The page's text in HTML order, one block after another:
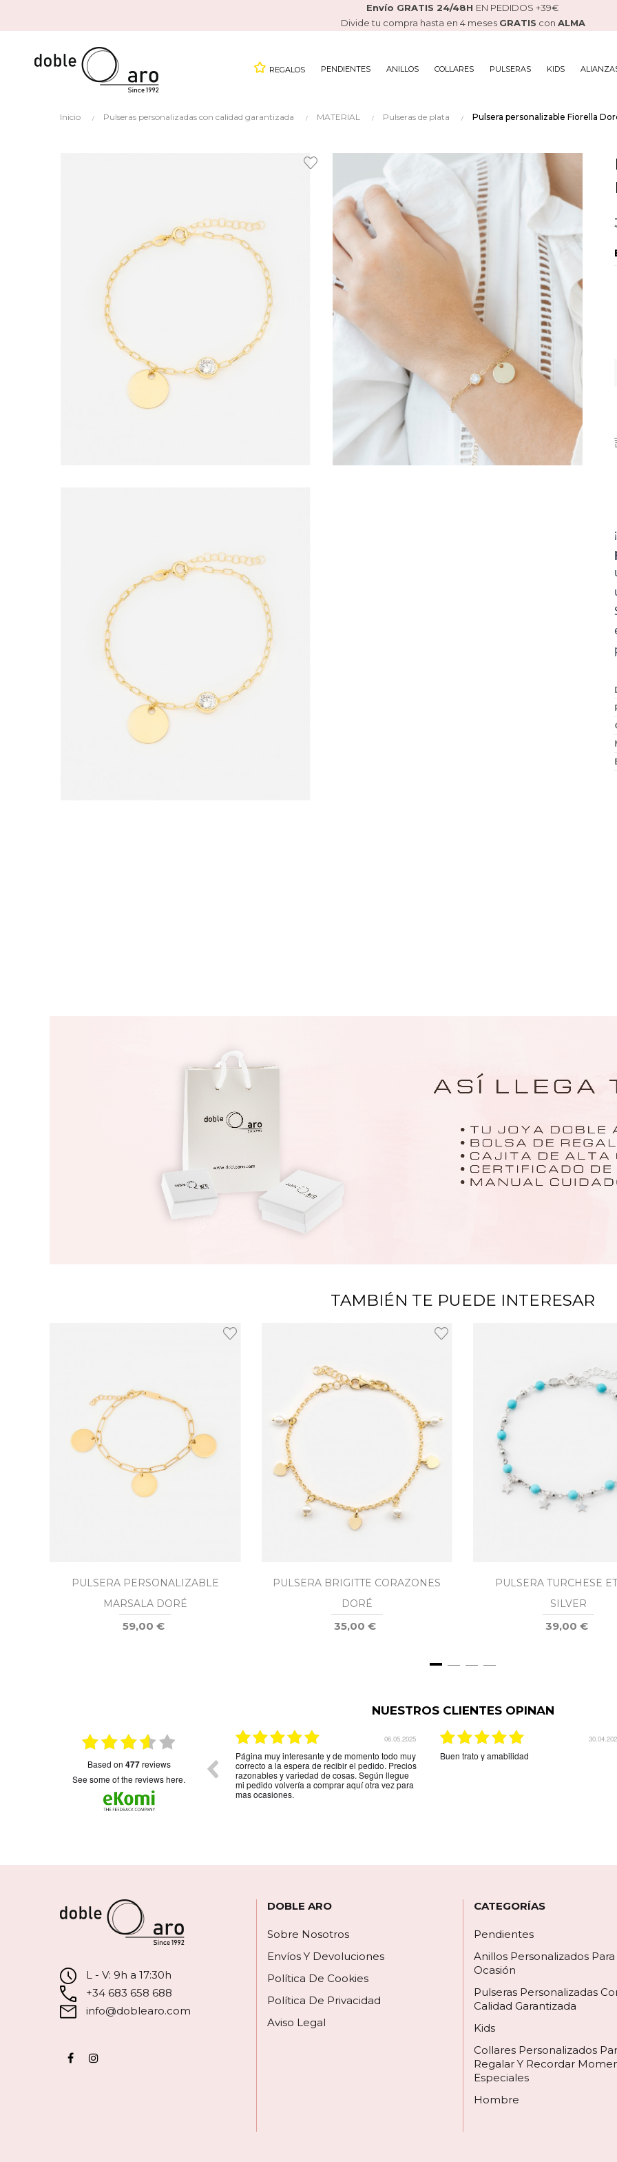
Envío GRATIS 24/48H EN PEDIDOS +39€
Divide tu compra hasta en 4 meses GRATIS con ALMA
REGALOS PENDIENTES ANILLOS COLLARES PULSERAS KIDS
Inicio Pulseras personalizadas con calidad garantizada MATERIAL Pulseras de plata Pulsera personalizable Fiorella
TAMBIÉN TE PUEDE INTERESAR
PULSERA PERSONALIZABLE
MARSALA DORÉ
59,00 €
PULSERA BRIGITTE CORAZONES
DORÉ
35,00 €
PULSERA TURCHESE
SILVER
39,00 €
NUESTROS CLIENTES OPINAN
based on 477reviews
see some of the reviews here.
correcto a la espera de recibir el pedido. Precios
razonables y variedad de cosas. Según llegue
mi pedido volvería a comprar aquí otra vez para
mas ocasiones.
30.04.2025
Buen trato y amabilidad Se lo enseñé a mis amigas y todas
L - V: 9h a 17:30h
+34 683 658 688
info@doblearo.com
Facebook
DOBLE ARO
Sobre Nosotros
Envíos Y Devoluciones
Política De Cookies
Política De Privacidad
Aviso Legal
CATEGORÍAS
Pendientes
Anillos Personalizados
Ocasión
Pulseras Personalizadas
Calidad Garantizada
Kids
Collares Personalizados
Regalar Y Recordar
Especiales
Hombre